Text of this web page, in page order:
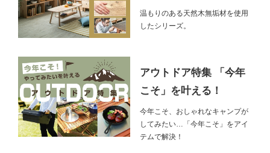
温もりのある天然木無垢材を使用
したシリーズ。
アウトドア特集 「今年
こそ」を叶える！
今年こそ、おしゃれなキャンプが
してみたい…「今年こそ」をアイ
テムで解決！